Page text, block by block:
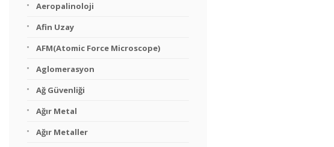
Aeropalinoloji
Afin Uzay
AFM(Atomic Force Microscope)
Aglomerasyon
Ağ Güvenliği
Ağır Metal
Ağır Metaller